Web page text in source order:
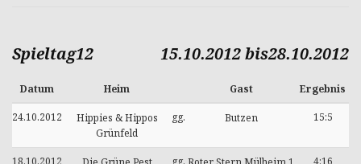
Spieltag12 15.10.2012 bis28.10.2012
Datum Heim Gast Ergebnis
24.10.2012
Hippies & Hippos
Grünfeld
gg. Butzen 15:5
18.10.2012 gg. 4:16